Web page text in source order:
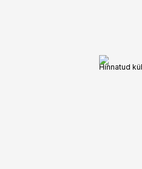
Hinnatud